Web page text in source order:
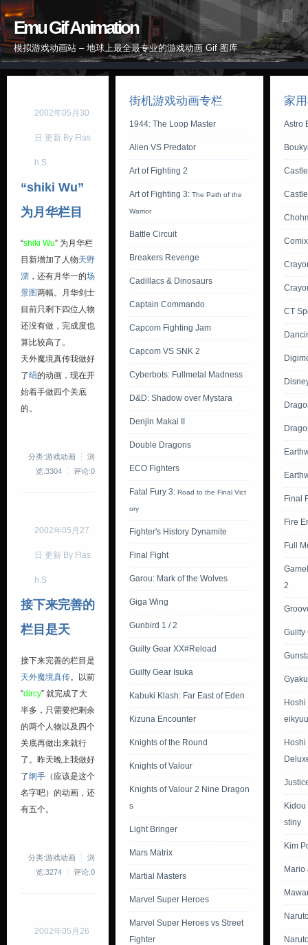
Emu Gif Animation
模拟游戏动画站 – 地球上最全最专业的游戏动画 Gif 图库
2002年05月30
日 更新 By Flas
h.S
“shiki Wu”
为月华栏目
“shiki Wu” 为月华栏
目新增加了人物天野
漂 ，还有月华一的场
景图两幅。月华剑士
目前只剩下四位人物
还没有做，完成度也
算比较高了。
天外魔境真传我做好
了绢的动画，现在开
始着手做四个关底
的。
分类:游戏动画
浏
览:3304
评论:0
2002年05月27
日 更新 By Flas
h.S
接下来完善的
栏目是天
接下来完善的栏目是
天外魔境真传。以前
“dircy” 就完成了大
半多，只需要把剩余
的两个人物以及四个
关底再做出来就行
了。昨天晚上我做好
了纲手 （应该是这个
名字吧）的动画，还
有五个。
分类:游戏动画
浏
览:3274
评论:0
2002年05月26
街机游戏动画专栏
1944: The Loop Master
Alien VS Predator
Art of Fighting 2
Art of Fighting 3: The Path of the
Warrior
Battle Circuit
Breakers Revenge
Cadillacs & Dinosaurs
Captain Commando
Capcom Fighting Jam
Capcom VS SNK 2
Cyberbots: Fullmetal Madness
D&D: Shadow over Mystara
Denjin Makai II
Double Dragons
ECO Fighters
Fatal Fury 3: Road to the Final Vict
ory
Fighter's History Dynamite
Final Fight
Garou: Mark of the Wolves
Giga Wing
Gunbird 1 / 2
Guilty Gear XX#Reload
Guilty Gear Isuka
Kabuki Klash: Far East of Eden
Kizuna Encounter
Knights of the Round
Knights of Valour
Knights of Valour 2 Nine Dragon
s
Light Bringer
Mars Matrix
Martial Masters
Marvel Super Heroes
Marvel Super Heroes vs Street
Fighter
家
Astro
CT
Final
Fire
Full
2
Guilty
stiny
Kim
Mario